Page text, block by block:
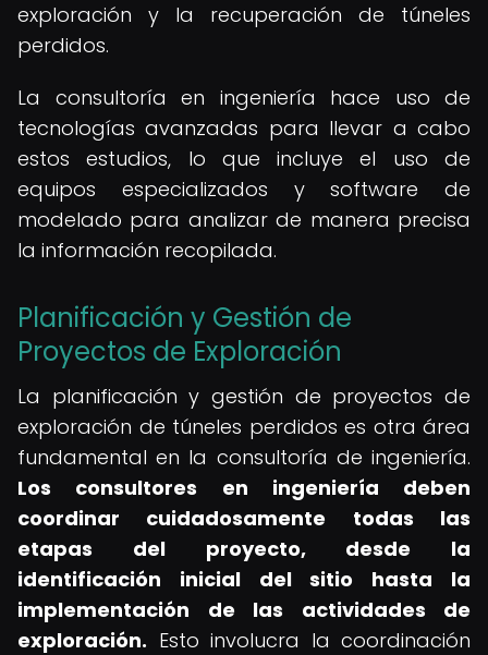
exploración y la recuperación de túneles
perdidos.
La consultoría en ingeniería hace uso de
tecnologías avanzadas para llevar a cabo
estos estudios, lo que incluye el uso de
equipos especializados y software de
modelado para analizar de manera precisa
la información recopilada.
Planificación y Gestión de
Proyectos de Exploración
La planificación y gestión de proyectos de
exploración de túneles perdidos es otra área
fundamental en la consultoría de ingeniería.
Los consultores en ingeniería deben
coordinar cuidadosamente todas las
etapas del proyecto, desde la
identificación inicial del sitio hasta la
implementación de las actividades de
exploración. Esto involucra la coordinación